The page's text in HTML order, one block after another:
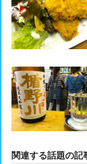
関連する話題の記